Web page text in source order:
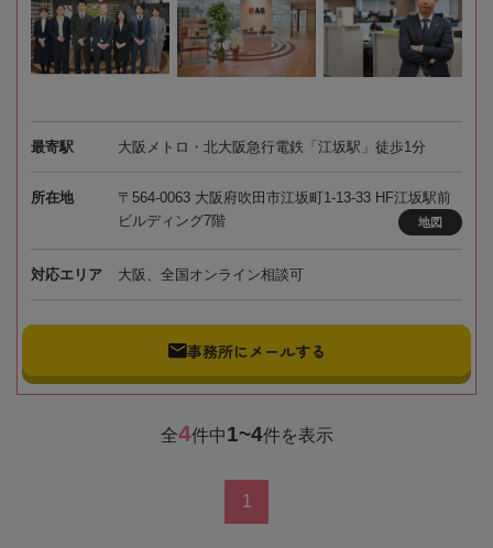
最寄駅 大阪メトロ・北大阪急行電鉄「江坂駅」徒歩1分
所在地
〒564-0063 大阪府吹田市江坂町1-13-33 HF江坂駅前
ビルディング7階
地図
対応エリア 大阪、全国オンライン相談可
事務所にメールする
全4件中1~4件を表示
1